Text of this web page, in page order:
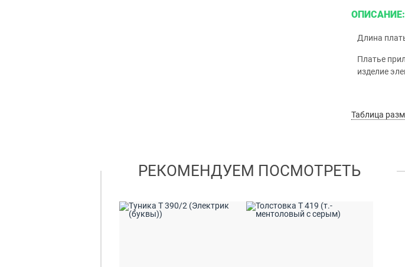
ОПИСАНИЕ:
Длина
Платье
изделие
Таблица
РЕКОМЕНДУЕМ ПОСМОТРЕТЬ